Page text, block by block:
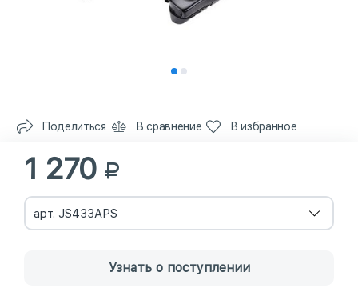
Поделиться В сравнение В избранное
1 270
арт. JS433APS
Узнать о поступлении